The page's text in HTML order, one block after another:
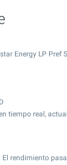
Energy LP Pref
tiempo real,
: El rendimiento